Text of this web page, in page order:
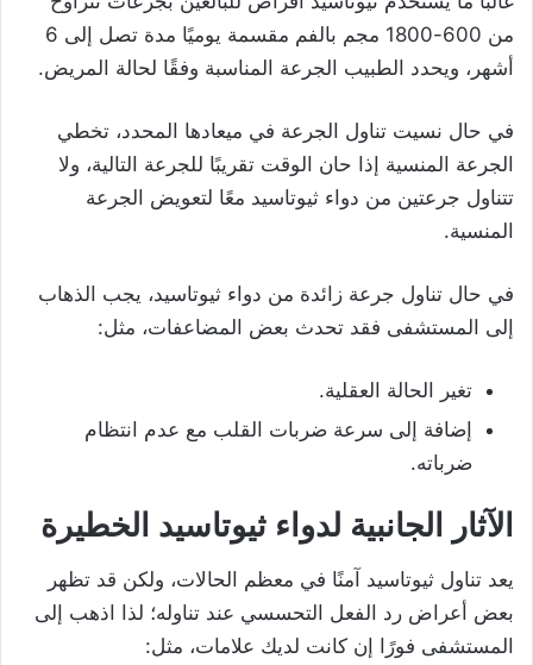
من 600-1800 مجم بالفم مقسمة يوميًا مدة تصل إلى 6
أشهر، ويحدد الطبيب الجرعة المناسبة وفقًا لحالة المريض.
في حال نسيت تناول الجرعة في ميعادها المحدد، تخطي
الجرعة المنسية إذا حان الوقت تقريبًا للجرعة التالية، ولا
تتناول جرعتين من دواء ثيوتاسيد معًا لتعويض الجرعة
المنسية.
في حال تناول جرعة زائدة من دواء ثيوتاسيد، يجب الذهاب
إلى المستشفى فقد تحدث بعض المضاعفات، مثل:
تغير الحالة العقلية.
إضافة إلى سرعة ضربات القلب مع عدم انتظام
ضرباته.
الآثار الجانبية لدواء ثيوتاسيد الخطيرة
يعد تناول ثيوتاسيد آمنًا في معظم الحالات، ولكن قد تظهر
بعض أعراض رد الفعل التحسسي عند تناوله؛ لذا اذهب إلى
المستشفى فورًا إن كانت لديك علامات، مثل: